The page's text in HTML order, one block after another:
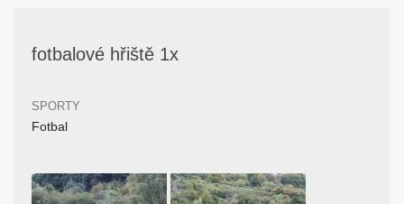
fotbalové hřiště 1x
SPORTY
Fotbal